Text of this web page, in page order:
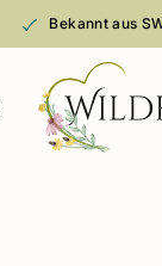
Bekannt aus